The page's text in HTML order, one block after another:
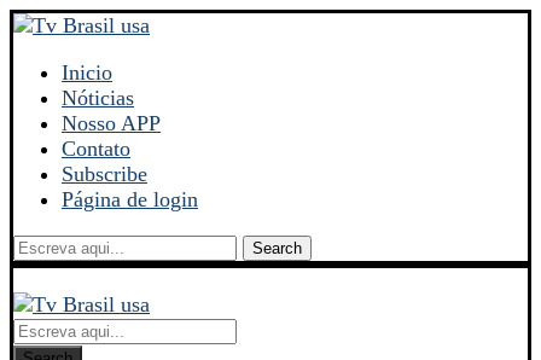
Inicio
Nóticias
Nosso APP
Contato
Subscribe
Página de login
Search